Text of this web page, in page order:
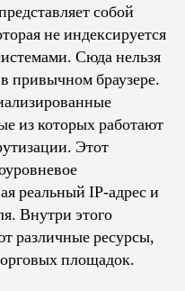
собой
не индексируется
Сюда нельзя
привычном браузере.
из которых работают
Этот
реальный IP-адрес и
Внутри этого
различные ресурсы,
площадок.